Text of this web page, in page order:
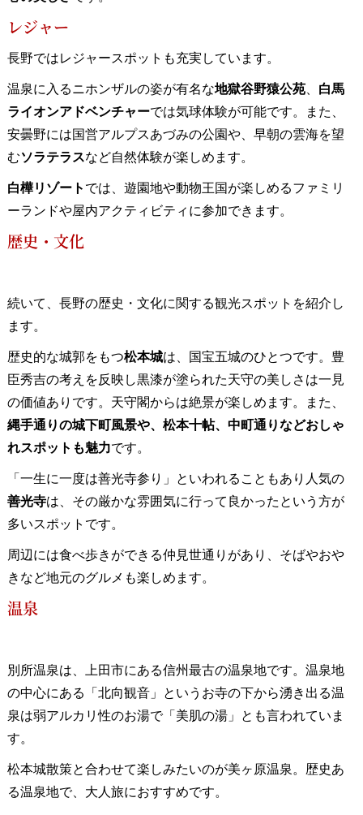
レジャー
長野ではレジャースポットも充実しています。
温泉に入るニホンザルの姿が有名な地獄谷野猿公苑、 白馬
ライオンアドベンチャーでは気球体験が可能です。また、
安曇野には国営アルプスあづみの公園や、早朝の雲海を望
むソラテラスなど自然体験が楽しめます。
白樺リゾート では、遊園地や動物王国が楽しめるファミリ
ーランドや屋内アクティビティに参加できます。
歴史・文化
続いて、長野の歴史・文化に関する観光スポットを紹介し
ます。
歴史的な城郭をもつ松本城は、国宝五城のひとつです。豊
臣秀吉の考えを反映し黒漆が塗られた天守の美しさは一見
の価値ありです。天守閣からは絶景が楽しめます。また、
縄手通りの城下町風景や、松本十帖、中町通りなどおしゃ
れスポットも魅力です。
「一生に一度は善光寺参り」といわれることもあり人気の
善光寺は、その厳かな雰囲気に行って良かったという方が
多いスポットです。
周辺には食べ歩きができる仲見世通りがあり、そばやおや
きなど地元のグルメも楽しめます。
温泉
別所温泉は、上田市にある信州最古の温泉地です。温泉地
の中心にある「北向観音」というお寺の下から湧き出る温
泉は弱アルカリ性のお湯で「美肌の湯」とも言われていま
す。
松本城散策と合わせて楽しみたいのが美ヶ原温泉。歴史あ
る温泉地で、大人旅におすすめです。